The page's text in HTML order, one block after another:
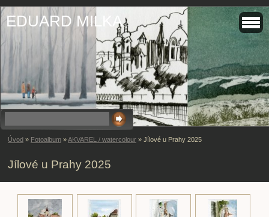
EDUARD MILKA
Úvod » Fotoalbum »AKVAREL / watercolour » Jílové u Prahy 2025
Jílové u Prahy 2025